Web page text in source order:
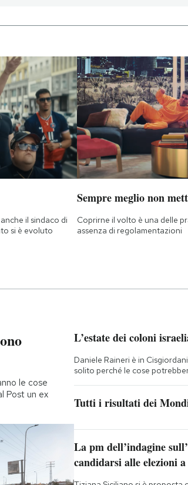
il sindaco di
si è evoluto
Sempre meglio non
Coprirne il volto è una delle
assenza di regolamentazioni
le cose
Post un ex
L’estate dei coloni
Daniele Raineri è in
solito perché le cose
Tutti i risultati dei
La pm dell’indagine
candidarsi alle elezioni